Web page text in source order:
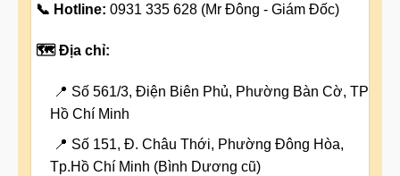
📞 Hotline: 0931 335 628 (Mr Đông - Giám Đốc)
🗺️ Địa chỉ:
📍 Số 561/3, Điện Biên Phủ, Phường Bàn Cờ, TP
Hồ Chí Minh
📍 Số 151, Đ. Châu Thới, Phường Đông Hòa,
Tp.Hồ Chí Minh (Bình Dương cũ)